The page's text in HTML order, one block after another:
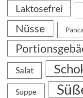
Laktosefrei
Nüsse
Salat
Suppe